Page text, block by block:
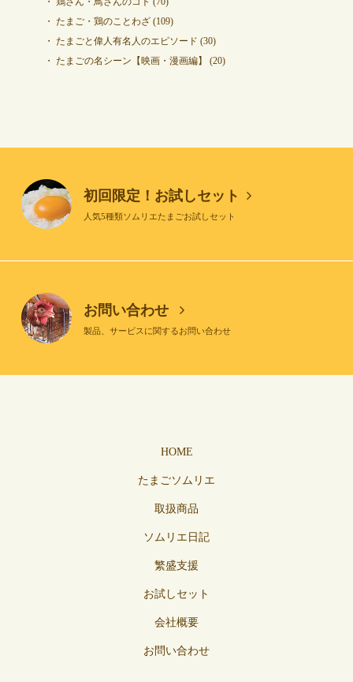
たまご・鶏のことわざ(109)
たまごと偉人有名人のエピソード (30)
たまごの名シーン【映画・漫画編】
(20)
初回限定！お試しセット
人気5種類ソムリエたまごお試しセット
お問い合わせ
製品、サービスに関するお問い合わせ
HOME
たまごソムリエ
取扱商品
ソムリエ日記
繁盛支援
お試しセット
会社概要
お問い合わせ